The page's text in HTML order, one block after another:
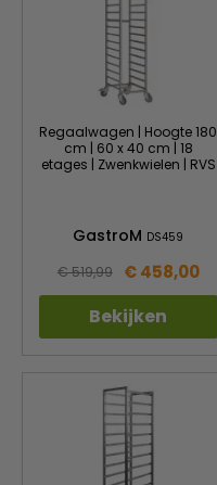
Regaalwagen | Hoogte 180
cm | 60 x 40 cm | 18
etages | Zwenkwielen | RVS
GastroM DS459
€ 519,99 € 458,00
Bekijken